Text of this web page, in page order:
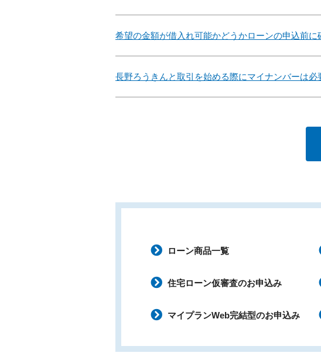
希望の金額が借入れ可能かどうかローンの申込前に
長野ろうきんと取引を始める際にマイナンバーは必
ローン商品一覧
住宅ローン仮審査のお申込み
マイプランWeb完結型のお申込み